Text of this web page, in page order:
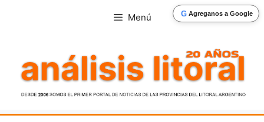
G Agreganos a Google
Menú